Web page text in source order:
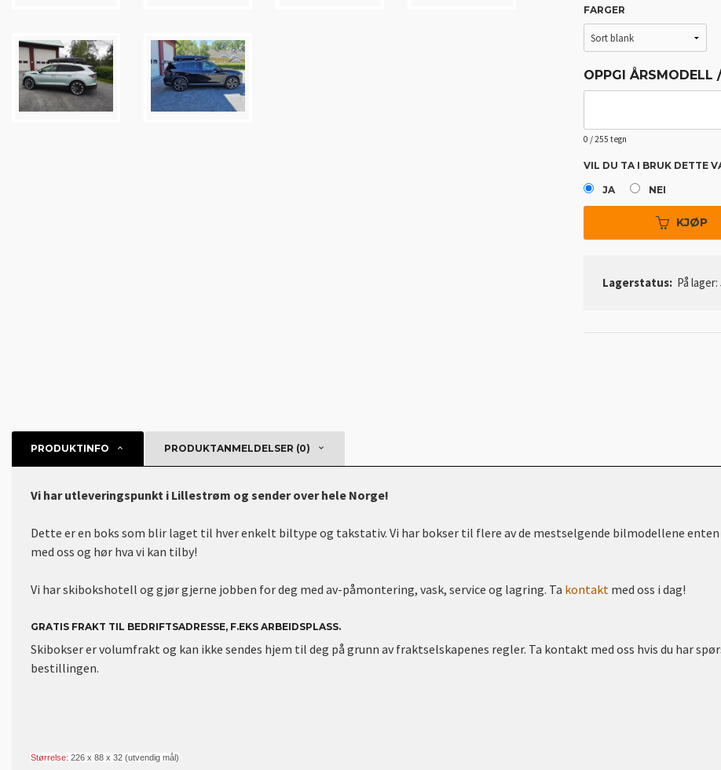
Hyundai Ioniq 9
FARGER
OPPGI ÅRSMODELL
0 / 255 tegn
VIL DU TA I BRUK DETTE
JA NEI
KJØP
Lagerstatus: På
PRODUKTINFO PRODUKTANMELDELSER (0)
Vi har utleveringspunkt i Lillestrøm og sender over hele Norge!
Dette er en boks som blir laget til hver enkelt biltype og takstativ. Vi har bokser til flere av de mestselgende bilmodellene
med oss og hør hva vi kan tilby!
Vi har skibokshotell og gjør gjerne jobben for deg med av-påmontering, vask, service og lagring. Ta kontakt med oss i dag!
GRATIS FRAKT TIL BEDRIFTSADRESSE, F.EKS ARBEIDSPLASS.
Skibokser er volumfrakt og kan ikke sendes hjem til deg på grunn av fraktselskapenes regler. Ta kontakt med oss hvis du har
bestillingen.
Størrelse: 226 x 88 x 32 (utvendig mål)